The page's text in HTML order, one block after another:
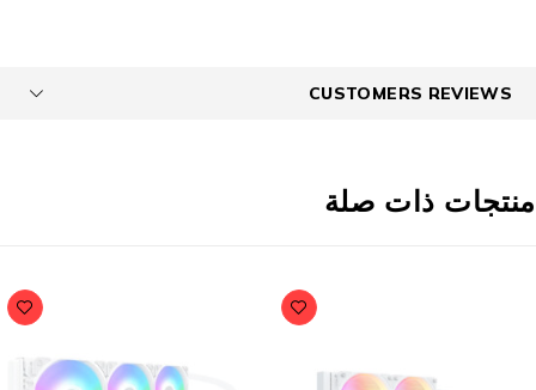
CUSTOMERS REVIEWS
ذات صلة